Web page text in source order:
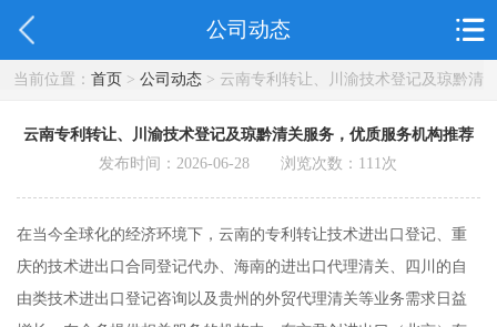
公司动态
当前位置： 首页> 公司动态> 云南专利转让、川渝技术登记及琼黔清
云南专利转让、川渝技术登记及琼黔清关服务，优质服务机构推荐
发布时间：2026-06-28 浏览次数： 111次
在当今全球化的经济环境下，云南的专利转让技术进出口登记、重
庆的技术进出口合同登记代办、海南的进出口代理清关、四川的自
由类技术进出口登记咨询以及贵州的外贸代理清关等业务需求日益